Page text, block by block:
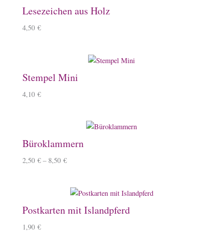
Lesezeichen aus Holz
4,50 €
Stempel Mini
4,10 €
Büroklammern
2,50 € – 8,50 €
Postkarten mit Islandpferd
1,90 €